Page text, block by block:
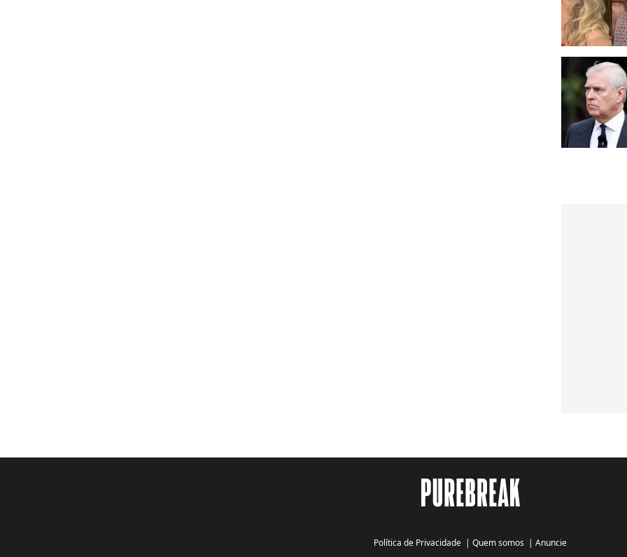
Política de Privacidade | Quem somos | Anuncie